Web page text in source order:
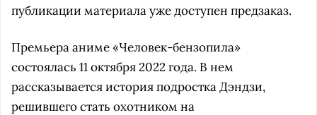
публикации материала уже доступен предзаказ.
Премьера аниме «Человек-бензопила»
состоялась 11 октября 2022 года. В нем
рассказывается история подростка Дэндзи,
решившего стать охотником на